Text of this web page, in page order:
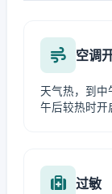
空调
天气热，到中
午后较热时开
过敏